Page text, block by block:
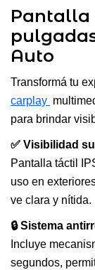
Pantalla
Auto
Transformá tu
carplay
para brindar
✅ Visibilidad
Pantalla táctil
uso en
ve clara y nítida.
🔒 Sistema
Incluye
segundos,